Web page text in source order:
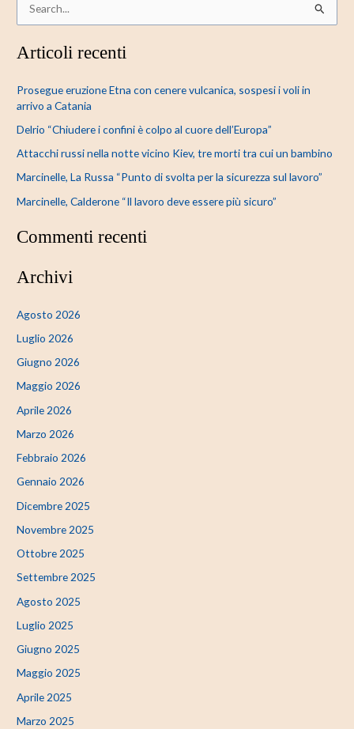
r
a
Articoli recenti
Prosegue eruzione Etna con cenere vulcanica, sospesi i voli in
arrivo a Catania
Delrio “Chiudere i confini è colpo al cuore dell’Europa”
Attacchi russi nella notte vicino Kiev, tre morti tra cui un bambino
Marcinelle, La Russa “Punto di svolta per la sicurezza sul lavoro”
Marcinelle, Calderone “Il lavoro deve essere più sicuro”
Commenti recenti
Archivi
Agosto 2026
Luglio 2026
Giugno 2026
Maggio 2026
Aprile 2026
Marzo 2026
Febbraio 2026
Gennaio 2026
Dicembre 2025
Novembre 2025
Ottobre 2025
Settembre 2025
Agosto 2025
Luglio 2025
Giugno 2025
Maggio 2025
Aprile 2025
Marzo 2025